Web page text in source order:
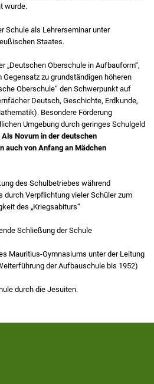
wurde.
Schule als Lehrerseminar unter
Staates.
„Deutschen Oberschule in Aufbauform“,
zu grundständigen höheren
Oberschule“ den Schwerpunkt auf
Deutsch, Geschichte, Erdkunde,
Besondere Förderung
Umgebung durch geringes Schulgeld
Als Novum in der deutschen
auch von Anfang an Mädchen
des Schulbetriebes während
durch Verpflichtung vieler Schüler zum
des „Kriegsabiturs“
Schließung der Schule
Mauritius-Gymnasiums unter der Leitung
der Aufbauschule bis 1952)
durch die Jesuiten.